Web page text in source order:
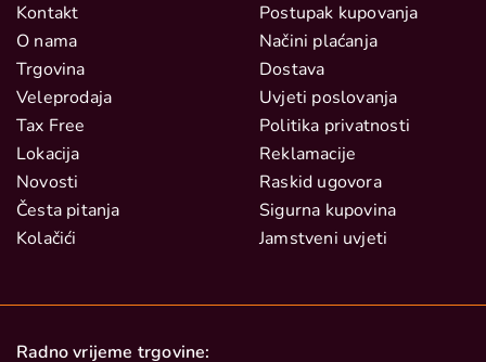
Kontakt
O nama
Trgovina
Veleprodaja
Tax Free
Lokacija
Novosti
Česta pitanja
Kolačići
Postupak kupovanja
Načini plaćanja
Dostava
Uvjeti poslovanja
Politika privatnosti
Reklamacije
Raskid ugovora
Sigurna kupovina
Jamstveni uvjeti
Radno vrijeme trgovine: